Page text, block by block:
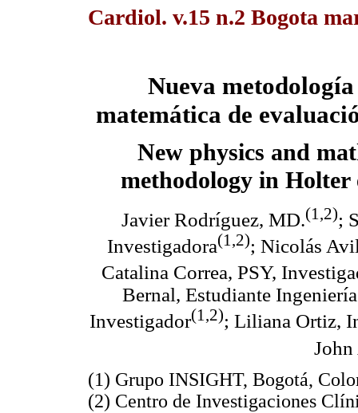
Cardiol. v.15 n.2 Bogota
Nueva
matemática de
New physics and
methodology in Holter
Javier Rodríguez, MD.(1,2);
Investigadora(1,2); Nicolás
Catalina Correa, PSY,
Bernal, Estudiante
Investigador(1,2); Liliana Ortiz,
(1) Grupo INSIGHT, Bogotá,
(2) Centro de Investigaciones